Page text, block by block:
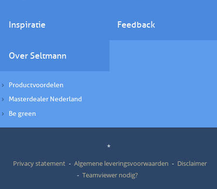
Inspiratie Feedback
Over Seltmann
Productvoordelen
Masterdealer Nederland
Be green
*
Privacy statement
Algemene leveringsvoorwaarden
Disclaimer
Teamviewer nodig?